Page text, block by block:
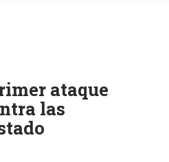
ataque
las